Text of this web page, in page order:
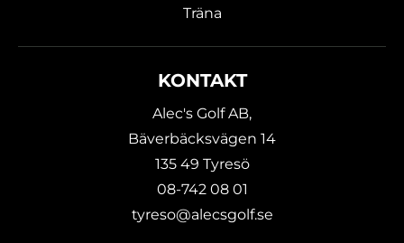
Träna
KONTAKT
Alec's Golf AB,
Bäverbäcksvägen 14
135 49 Tyresö
08-742 08 01
tyreso@alecsgolf.se